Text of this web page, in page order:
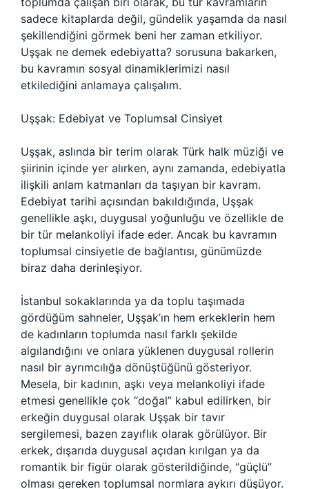
sadece kitaplarda değil, gündelik yaşamda da nasıl
şekillendiğini görmek beni her zaman etkiliyor.
Uşşak ne demek edebiyatta? sorusuna bakarken,
bu kavramın sosyal dinamiklerimizi nasıl
etkilediğini anlamaya çalışalım.
Uşşak: Edebiyat ve Toplumsal Cinsiyet
Uşşak, aslında bir terim olarak Türk halk müziği ve
şiirinin içinde yer alırken, aynı zamanda, edebiyatla
ilişkili anlam katmanları da taşıyan bir kavram.
Edebiyat tarihi açısından bakıldığında, Uşşak
genellikle aşkı, duygusal yoğunluğu ve özellikle de
bir tür melankoliyi ifade eder. Ancak bu kavramın
toplumsal cinsiyetle de bağlantısı, günümüzde
biraz daha derinleşiyor.
İstanbul sokaklarında ya da toplu taşımada
gördüğüm sahneler, Uşşak’ın hem erkeklerin hem
de kadınların toplumda nasıl farklı şekilde
algılandığını ve onlara yüklenen duygusal rollerin
nasıl bir ayrımcılığa dönüştüğünü gösteriyor.
Mesela, bir kadının, aşkı veya melankoliyi ifade
etmesi genellikle çok “doğal” kabul edilirken, bir
erkeğin duygusal olarak Uşşak bir tavır
sergilemesi, bazen zayıflık olarak görülüyor. Bir
erkek, dışarıda duygusal açıdan kırılgan ya da
romantik bir figür olarak gösterildiğinde, “güçlü”
olması gereken toplumsal normlara aykırı düşüyor.